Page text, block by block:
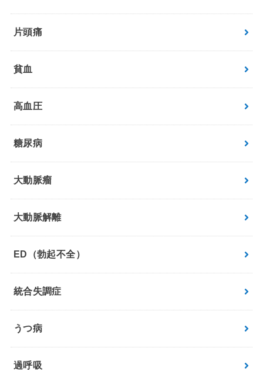
片頭痛
貧血
高血圧
糖尿病
大動脈瘤
大動脈解離
ED（勃起不全）
統合失調症
うつ病
過呼吸